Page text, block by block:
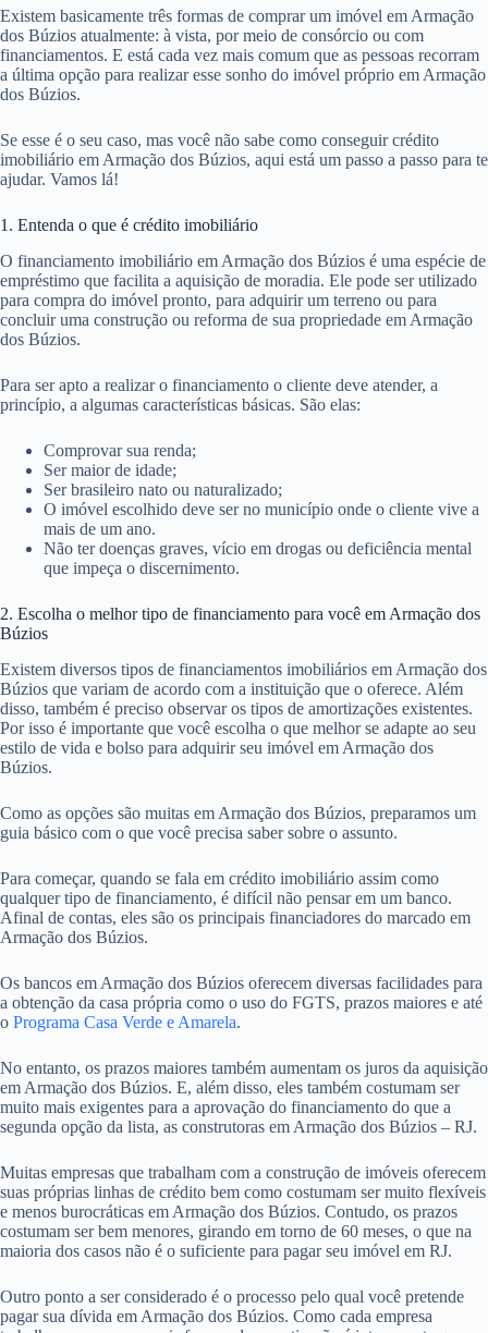
Existem basicamente três formas de comprar um imóvel em Armação
dos Búzios atualmente: à vista, por meio de consórcio ou com
financiamentos. E está cada vez mais comum que as pessoas recorram
a última opção para realizar esse sonho do imóvel próprio em Armação
dos Búzios.
Se esse é o seu caso, mas você não sabe como conseguir crédito
imobiliário em Armação dos Búzios, aqui está um passo a passo para te
ajudar. Vamos lá!
1. Entenda o que é crédito imobiliário
O financiamento imobiliário em Armação dos Búzios é uma espécie de
empréstimo que facilita a aquisição de moradia. Ele pode ser utilizado
para compra do imóvel pronto, para adquirir um terreno ou para
concluir uma construção ou reforma de sua propriedade em Armação
dos Búzios.
Para ser apto a realizar o financiamento o cliente deve atender, a
princípio, a algumas características básicas. São elas:
Comprovar sua renda;
Ser maior de idade;
Ser brasileiro nato ou naturalizado;
O imóvel escolhido deve ser no município onde o cliente vive a
mais de um ano.
Não ter doenças graves, vício em drogas ou deficiência mental
que impeça o discernimento.
2. Escolha o melhor tipo de financiamento para você em Armação dos
Búzios
Existem diversos tipos de financiamentos imobiliários em Armação dos
Búzios que variam de acordo com a instituição que o oferece. Além
disso, também é preciso observar os tipos de amortizações existentes.
Por isso é importante que você escolha o que melhor se adapte ao seu
estilo de vida e bolso para adquirir seu imóvel em Armação dos
Búzios.
Como as opções são muitas em Armação dos Búzios, preparamos um
guia básico com o que você precisa saber sobre o assunto.
Para começar, quando se fala em crédito imobiliário assim como
qualquer tipo de financiamento, é difícil não pensar em um banco.
Afinal de contas, eles são os principais financiadores do marcado em
Armação dos Búzios.
Os bancos em Armação dos Búzios oferecem diversas facilidades para
a obtenção da casa própria como o uso do FGTS, prazos maiores e até
o Programa Casa Verde e Amarela.
No entanto, os prazos maiores também aumentam os juros da aquisição
em Armação dos Búzios. E, além disso, eles também costumam ser
muito mais exigentes para a aprovação do financiamento do que a
segunda opção da lista, as construtoras em Armação dos Búzios – RJ.
Muitas empresas que trabalham com a construção de imóveis oferecem
suas próprias linhas de crédito bem como costumam ser muito flexíveis
e menos burocráticas em Armação dos Búzios. Contudo, os prazos
costumam ser bem menores, girando em torno de 60 meses, o que na
maioria dos casos não é o suficiente para pagar seu imóvel em RJ.
Outro ponto a ser considerado é o processo pelo qual você pretende
pagar sua dívida em Armação dos Búzios. Como cada empresa